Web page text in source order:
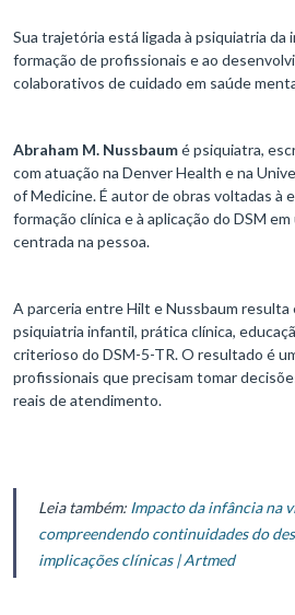
Sua trajetória está ligada à psiquiatria da
formação de profissionais e ao
colaborativos de cuidado em saúde
Abraham M. Nussbaumé psiquiatra,
com atuação na Denver Health e na
of Medicine. É autor de obras voltadas à
formação clínica e à aplicação do DSM
centrada na pessoa.
A parceria entre Hilt e Nussbaum resulta
psiquiatria infantil, prática clínica,
criterioso do DSM-5-TR. O resultado é
profissionais que precisam tomar
reais de atendimento.
Leia também: Impacto da infância na
compreendendo continuidades do
implicações clínicas | Artmed